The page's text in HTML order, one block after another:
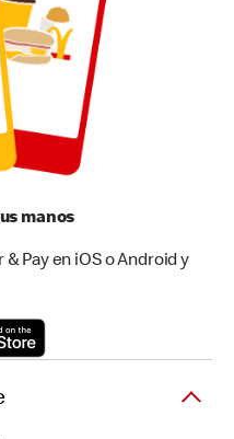
manos
Pay en iOS o Android y